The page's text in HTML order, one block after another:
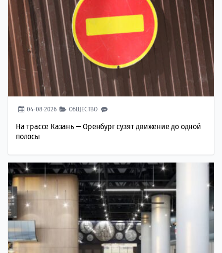
04-08-2026 ОБЩЕСТВО
На трассе Казань — Оренбург сузят движение до одной
полосы